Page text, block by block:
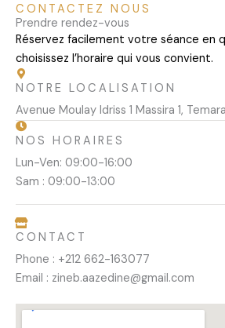
CONTACTEZ NOUS
Prendre rendez-vous
Réservez facilement votre séance en
choisissez l’horaire qui vous convient.
NOTRE LOCALISATION
Avenue Moulay Idriss 1 Massira 1, Temara
NOS HORAIRES
Lun-Ven: 09:00-16:00
Sam : 09:00-13:00
CONTACT
Phone : +212 662-163077
Email : zineb.aazedine@gmail.com